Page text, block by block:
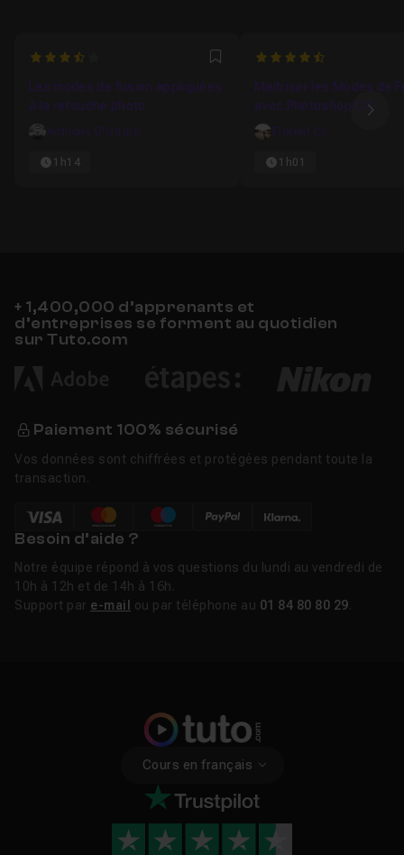
3.9375 Favori
Les modes de fusion appliquées
à la retouche photo
Anthony D'izituto
1h14
4.4
Maîtriser les Modes de
avec Photoshop CC
Florent Cs
1h01
+ 1,400,000 d’apprenants et
d’entreprises se forment au quotidien
sur Tuto.com
Paiement 100% sécurisé
Vos données sont chiffrées et protégées pendant toute la
transaction.
Besoin d’aide ?
Notre équipe répond à vos questions du lundi au vendredi de
10h à 12h et de 14h à 16h.
Support par e-mail ou par téléphone au 01 84 80 80 29
Cours en français